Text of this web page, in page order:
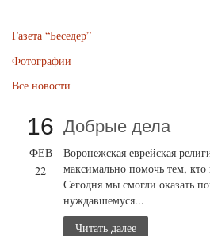
Газета “Беседер”
Фотографии
Все новости
16
ФЕВ
22
Добрые дела
Воронежская еврейская
максимально помочь тем, кто
Сегодня мы смогли оказать
нуждавшемуся...
Читать далее